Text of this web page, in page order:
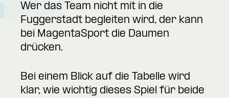
Wer das Team nicht mit in die
Fuggerstadt begleiten wird, der kann
bei MagentaSport die Daumen
drücken.
Bei einem Blick auf die Tabelle wird
klar, wie wichtig dieses Spiel für beide